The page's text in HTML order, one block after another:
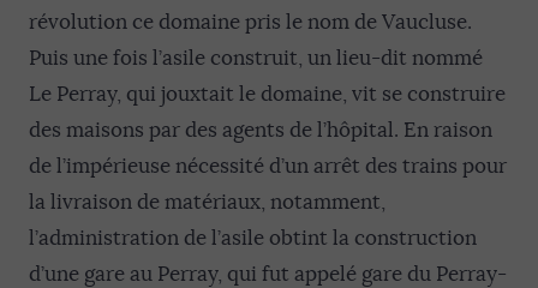
révolution ce domaine pris le nom de Vaucluse.
Puis une fois l’asile construit, un lieu-dit nommé
Le Perray, qui jouxtait le domaine, vit se construire
des maisons par des agents de l’hôpital. En raison
de l’impérieuse nécessité d’un arrêt des trains pour
la livraison de matériaux, notamment,
l’administration de l’asile obtint la construction
d’une gare au Perray, qui fut appelé gare du Perray-